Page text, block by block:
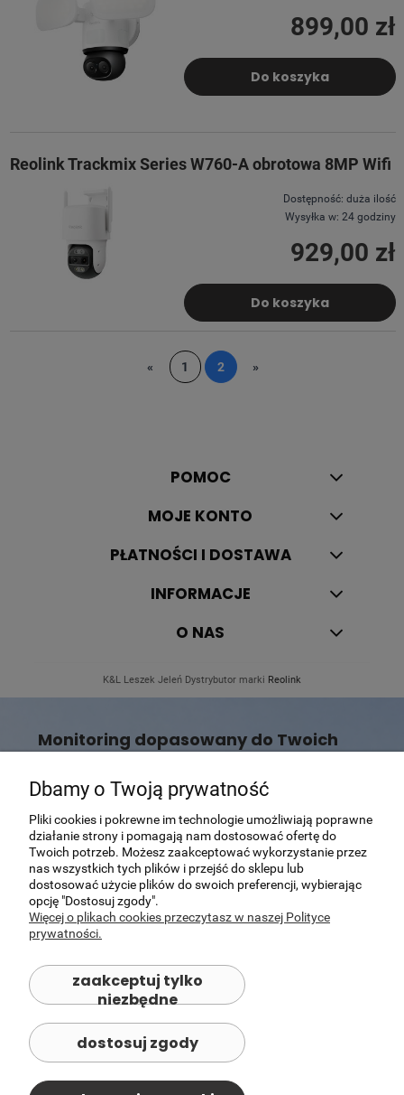
899,00 zł
Do koszyka
Reolink Trackmix Series W760-A obrotowa 8MP Wifi
Dostępność: duża ilość
Wysyłka w: 24 godziny
929,00 zł
Do koszyka
« 1 2 »
POMOC
MOJE KONTO
PŁATNOŚCI I DOSTAWA
INFORMACJE
O NAS
K&L Leszek Jeleń Dystrybutor marki Reolink
Monitoring dopasowany do Twoich
Nie wiesz, która kamera Reolink będzie najlepszym
wyborem?
Pomożemy dobrać rozwiązanie dopasowane do Twojego
domu, posesji lub firmy.
Skontaktuj się z nami
Dbamy o Twoją prywatność
Pliki cookies i pokrewne im technologie umożliwiają poprawne
działanie strony i pomagają nam dostosować ofertę do
Twoich potrzeb. Możesz zaakceptować wykorzystanie przez
nas wszystkich tych plików i przejść do sklepu lub
dostosować użycie plików do swoich preferencji, wybierając
opcję "Dostosuj zgody".
Więcej o plikach cookies przeczytasz w naszej Polityce
prywatności.
zaakceptuj tylko
niezbędne
dostosuj zgody